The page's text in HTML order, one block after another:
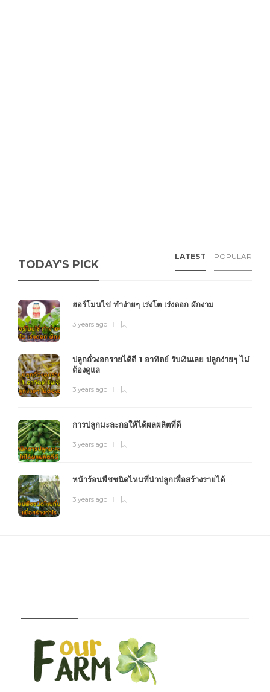
TODAY'S PICK
LATEST POPULAR
ฮอร์โมนไข่ ทำง่ายๆ เร่งโต เร่งดอก ผักงาม
3 years ago
ปลูกถั่วงอกรายได้ดี 1 อาทิตย์ รับเงินเลย ปลูกง่ายๆ ไม่
ต้องดูแล
3 years ago
การปลูกมะละกอให้ได้ผลผลิตที่ดี
3 years ago
หน้าร้อนพืชชนิดไหนที่น่าปลูกเพื่อสร้างรายได้
3 years ago